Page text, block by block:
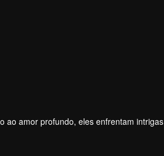
ao amor profundo, eles enfrentam intrigas